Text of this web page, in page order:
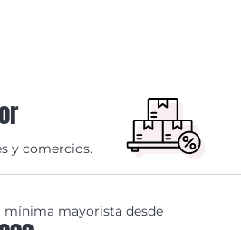
y comercios.
mínima mayorista desde